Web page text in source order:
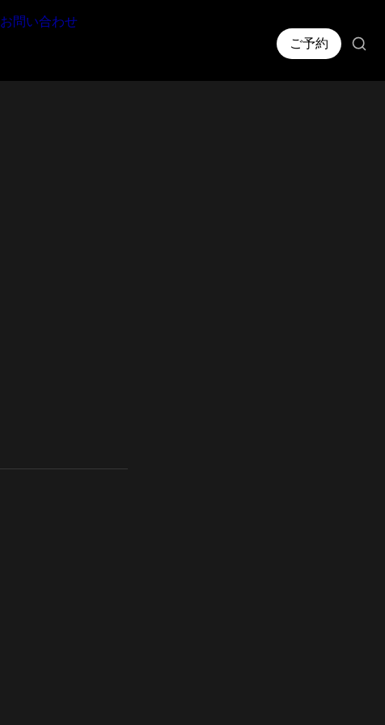
お問い合わせ
ご予約